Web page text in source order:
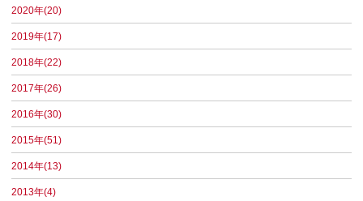
2020年(20)
2019年(17)
2018年(22)
2017年(26)
2016年(30)
2015年(51)
2014年(13)
2013年(4)